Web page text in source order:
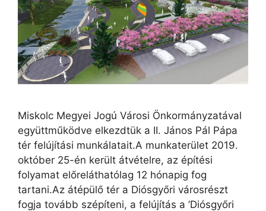
Miskolc Megyei Jogú Városi Önkormányzatával
együttműködve elkezdtük a II. János Pál Pápa
tér felújítási munkálatait.A munkaterület 2019.
október 25-én került átvételre, az építési
folyamat előreláthatólag 12 hónapig fog
tartani.Az átépülő tér a Diósgyőri városrészt
fogja tovább szépíteni, a felújítás a ’Diósgyőri